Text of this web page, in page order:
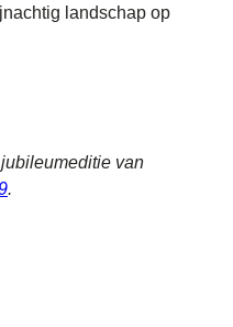
landschap op
van
.